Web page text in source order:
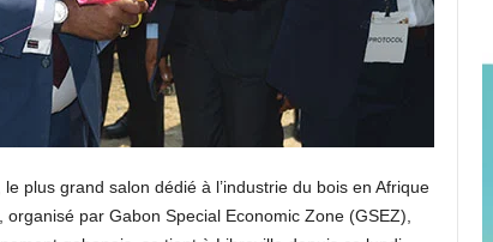
plus grand salon dédié à l’industrie du bois en Afrique
par Gabon Special Economic Zone (GSEZ),